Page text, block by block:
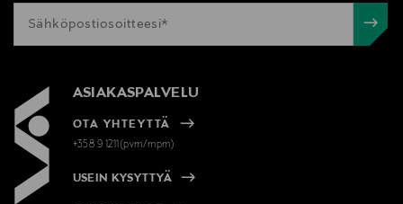
ASIAKASPALVELU
OTA YHTEYTTÄ
+358 9 1211(pvm/mpm)
USEIN KYSYTTYÄ